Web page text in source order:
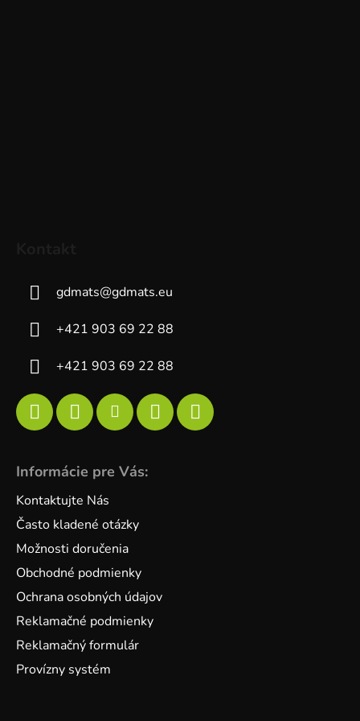
gdmats@gdmats.eu
+421 903 69 22 88
+421 903 69 22 88
Informácie pre Vás:
Kontaktujte Nás
Často kladené otázky
Možnosti doručenia
Obchodné podmienky
Ochrana osobných údajov
Reklamačné podmienky
Reklamačný formulár
Provízny systém